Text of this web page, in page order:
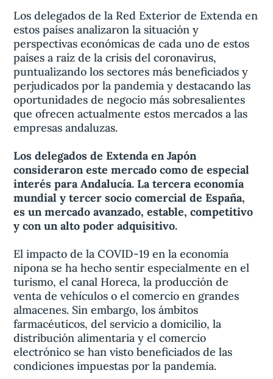
Los delegados de la Red Exterior de Extenda en
estos países analizaron la situación y
perspectivas económicas de cada uno de estos
países a raíz de la crisis del coronavirus,
puntualizando los sectores más beneficiados y
perjudicados por la pandemia y destacando las
oportunidades de negocio más sobresalientes
que ofrecen actualmente estos mercados a las
empresas andaluzas.
Los delegados de Extenda en Japón
consideraron este mercado como de especial
interés para Andalucía. La tercera economía
mundial y tercer socio comercial de España,
es un mercado avanzado, estable, competitivo
y con un alto poder adquisitivo.
El impacto de la COVID-19 en la economía
nipona se ha hecho sentir especialmente en el
turismo, el canal Horeca, la producción de
venta de vehículos o el comercio en grandes
almacenes. Sin embargo, los ámbitos
farmacéuticos, del servicio a domicilio, la
distribución alimentaria y el comercio
electrónico se han visto beneficiados de las
condiciones impuestas por la pandemia.